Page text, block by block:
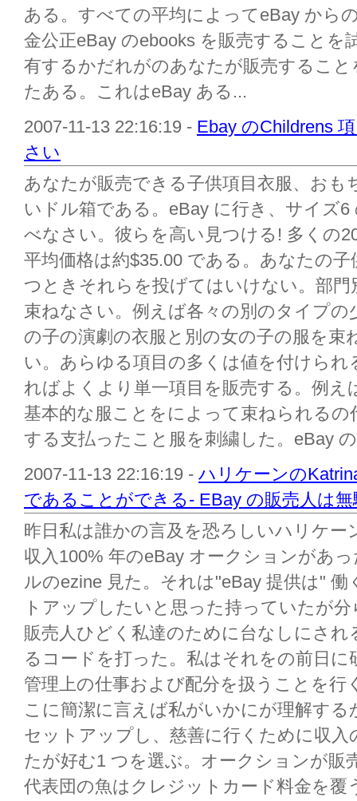
ある。すべての平均によってeBay から
金公正eBay のebooks を販売することを
有するかだれがのあなたが販売するこ
たある。これはeBay ある...
2007-11-13 22:16:19 - Ebay のChildrens
さい
あなたが販売できる子供項目衣服、お
いドル箱である。eBay に行き、サイズ
べなさい。彼らを高い見つける! 多くの
平均価格は約$35.00 である。あなたの
つときそれらを投げてはいけない。部
束ねなさい。例えば各々の別のタイプ
の子の演劇の衣服と別の女の子の服を
い。あらゆる項目の多くは値を付けら
ればよくより単一項目を販売する。例
基本的な服ことをによって束ねられる
する支払ったこと服を刺繍した。eBay
2007-11-13 22:16:19 - ハリケーンの
であることができる- EBay の販売人は
昨日私は誰かの言及を恐ろしいハリケー
収入100% 年のeBay オークションがあ
ルのezine 見た。それは"eBay 提供は"
トアップしたいと思った持っていたが
販売人ひどく私達のために台なしにさ
るコードを打った。私はそれをの前日
管理上の仕事および配分を扱うことを
こに簡潔に言えば私がいかにが理解す
セットアップし、慈善に行くために収
たが好む1 つを選ぶ。オークションが販
代表団の魚はクレジットカード料金を